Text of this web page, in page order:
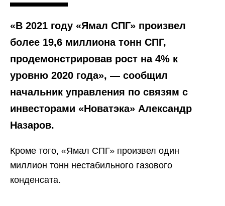
«В 2021 году «Ямал СПГ» произвел
более 19,6 миллиона тонн СПГ,
продемонстрировав рост на 4% к
уровню 2020 года», — сообщил
начальник управления по связям с
инвесторами «Новатэка» Александр
Назаров.
Кроме того, «Ямал СПГ» произвел один
миллион тонн нестабильного газового
конденсата.